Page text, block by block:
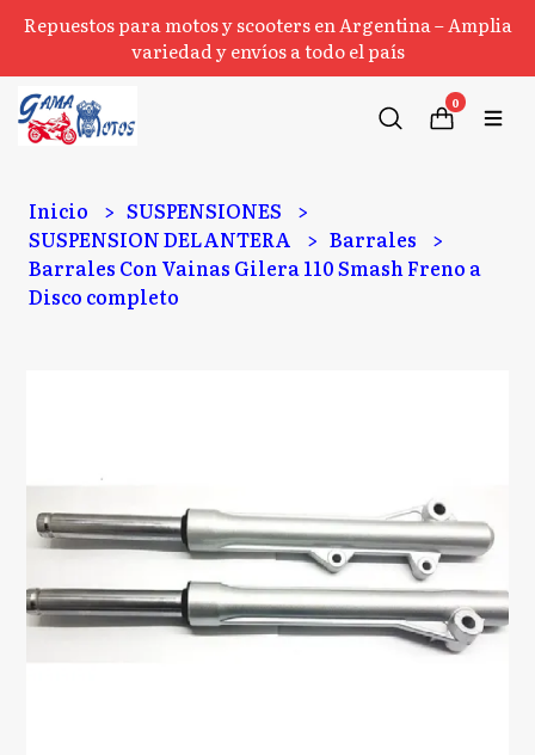
Repuestos para motos y scooters en Argentina – Amplia
variedad y envíos a todo el país
0
Inicio
SUSPENSIONES
SUSPENSION DELANTERA
Barrales
Barrales Con Vainas Gilera 110 Smash Freno a
Disco completo